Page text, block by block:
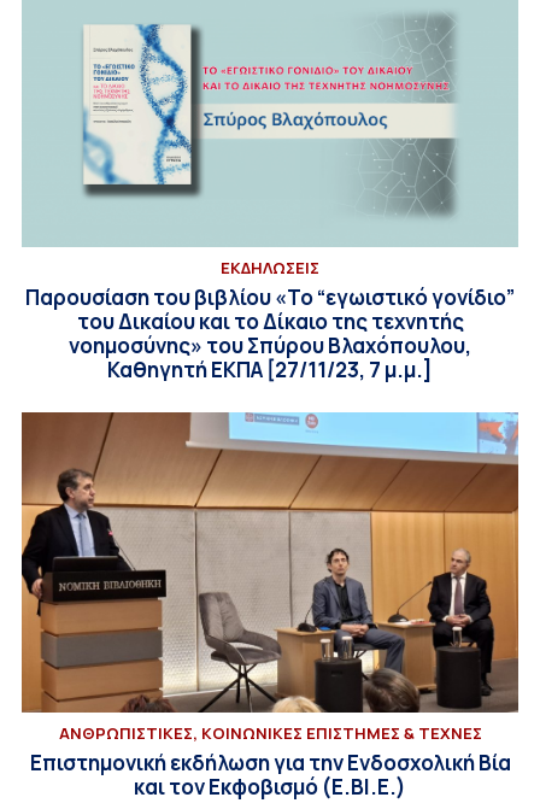
ΕΚΔΗΛΩΣΕΙΣ
Παρουσίαση του βιβλίου «Το “εγωιστικό γονίδιο”
του Δικαίου και το Δίκαιο της τεχνητής
νοημοσύνης» του Σπύρου Βλαχόπουλου,
Καθηγητή ΕΚΠΑ [27/11/23, 7 μ.μ.]
ΑΝΘΡΩΠΙΣΤΙΚΕΣ, ΚΟΙΝΩΝΙΚΕΣ ΕΠΙΣΤΗΜΕΣ & ΤΕΧΝΕΣ
Επιστημονική εκδήλωση για την Ενδοσχολική Βία
και τον Εκφοβισμό (Ε.ΒΙ.Ε.)